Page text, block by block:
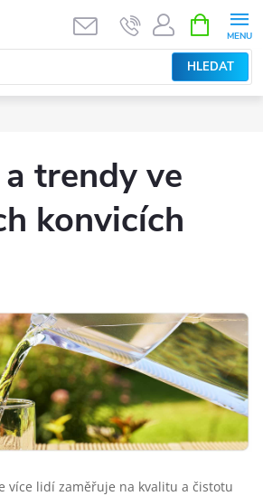
HLEDAT
NÁKUPNÍ
KOŠÍK
trendy ve
konvicích
více lidí zaměřuje na kvalitu a čistotu